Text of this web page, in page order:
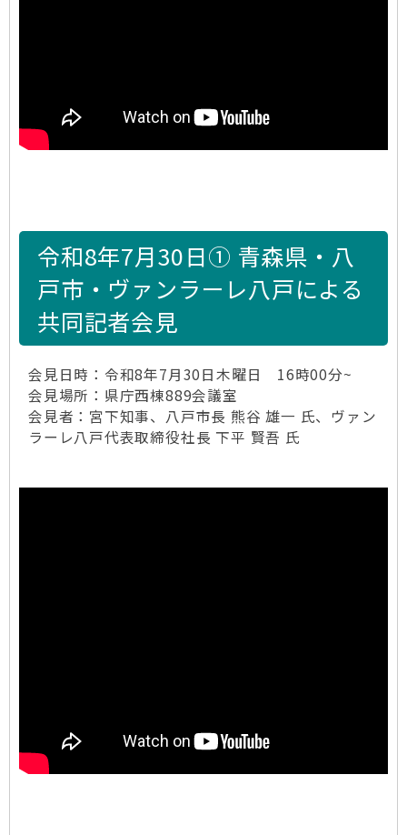
令和8年7月30日① 青森県・八
戸市・ヴァンラーレ八戸による
共同記者会見
会見日時：令和8年7月30日木曜日 16時00分~
会見場所：県庁西棟889会議室
会見者：宮下知事、八戸市長 熊谷 雄一 氏、ヴァン
ラーレ八戸代表取締役社長 下平 賢吾 氏